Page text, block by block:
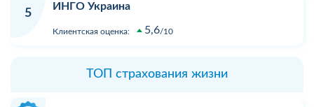
5
ИНГО Украина
Клиентская оценка: 5,6 10
ТОП страхования жизни